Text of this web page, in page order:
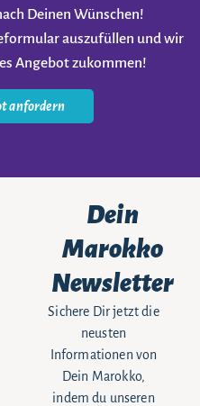
Deinen Wünschen!
auszufüllen und wir
Angebot zukommen!
anfordern
Dein
Marokko
Newsletter
Sichere Dir jetzt die
neusten
Informationen von
Dein Marokko,
indem du unseren